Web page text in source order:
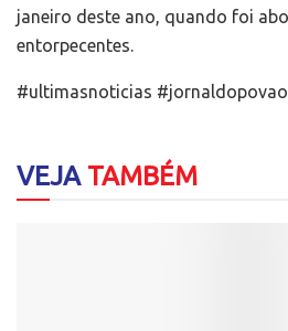
janeiro deste ano, quando foi
entorpecentes.
#ultimasnoticias #jornaldopovao
VEJATAMBÉM